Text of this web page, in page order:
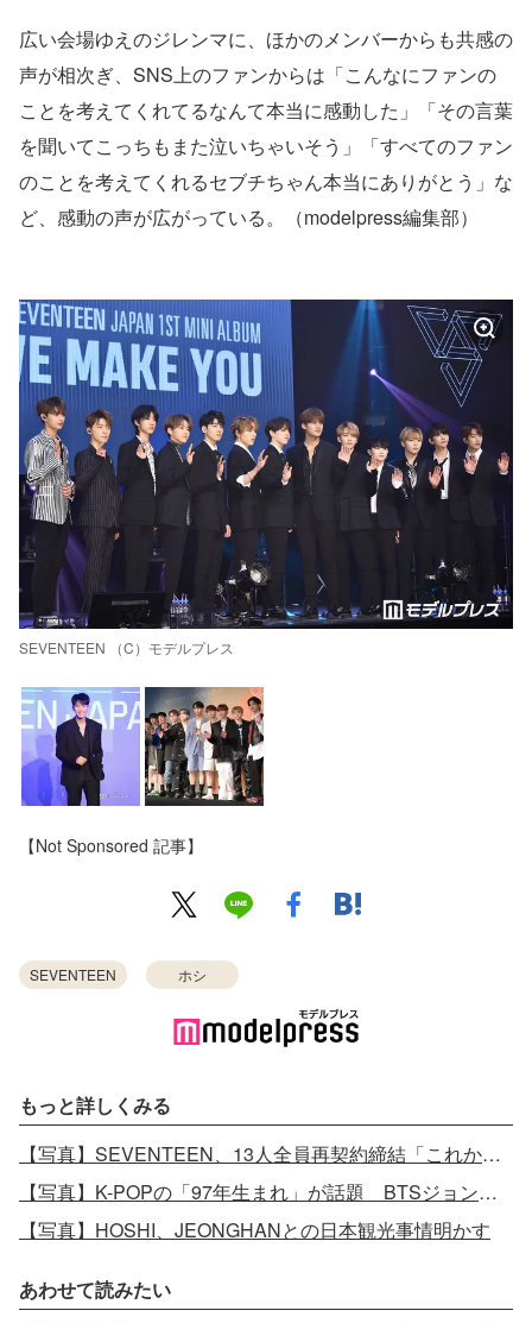
広い会場ゆえのジレンマに、ほかのメンバーからも共感の
声が相次ぎ、SNS上のファンからは「こんなにファンの
ことを考えてくれてるなんて本当に感動した」「その言葉
を聞いてこっちもまた泣いちゃいそう」「すべてのファン
のことを考えてくれるセブチちゃん本当にありがとう」な
ど、感動の声が広がっている。（modelpress編集部）
SEVENTEEN （C）モデルプレス
【Not Sponsored 記事】
SEVENTEEN ホシ
もっと詳しくみる
【写真】SEVENTEEN、13人全員再契約締結「これからも共に進もうと意見一致」＜全文＞
【写真】K-POPの「97年生まれ」が話題 BTSジョングク、SEVENTEENミンギュ、GOT7ユギョム…仲良しすぎるプライベート
【写真】HOSHI、JEONGHANとの日本観光事情明かす
あわせて読みたい